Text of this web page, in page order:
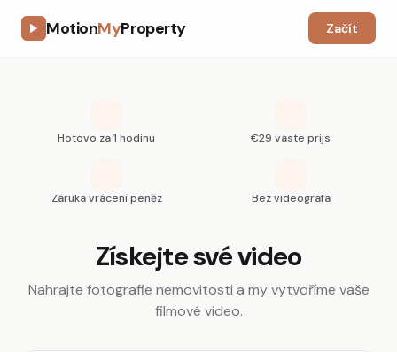
MotionMyProperty Začít
Hotovo za 1 hodinu €29 vaste prijs
Záruka vrácení peněz Bez videografa
Získejte své video
Nahrajte fotografie nemovitosti a my vytvoříme vaše
filmové video.